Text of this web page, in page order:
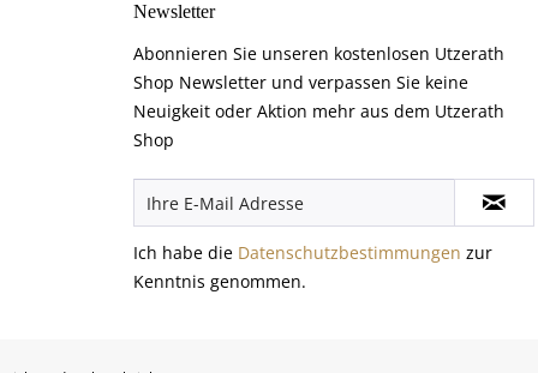
Newsletter
Abonnieren Sie unseren kostenlosen Utzerath
Shop Newsletter und verpassen Sie keine
Neuigkeit oder Aktion mehr aus dem Utzerath
Shop
Ich habe die Datenschutzbestimmungen zur
Kenntnis genommen.